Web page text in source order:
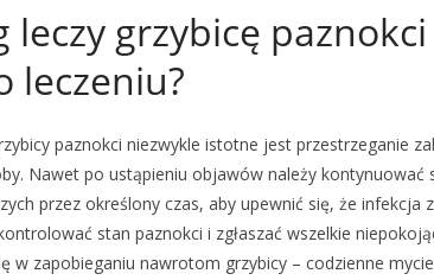
leczy grzybicę
leczeniu?
paznokci niezwykle istotne jest przestrzeganie
Nawet po ustąpieniu objawów należy kontynuować
przez określony czas, aby upewnić się, że infekcja
stan paznokci i zgłaszać wszelkie
w zapobieganiu nawrotom grzybicy – codzienne